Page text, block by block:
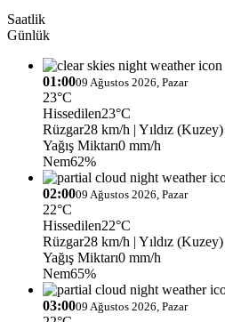
Saatlik
Günlük
01:0009 Ağustos 2026, Pazar
23°C
Hissedilen23°C
Rüzgar28 km/h | Yıldız (Kuzey)
Yağış Miktarı0 mm/h
Nem62%
02:0009 Ağustos 2026, Pazar
22°C
Hissedilen22°C
Rüzgar28 km/h | Yıldız (Kuzey)
Yağış Miktarı0 mm/h
Nem65%
03:0009 Ağustos 2026, Pazar